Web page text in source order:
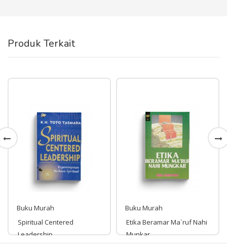
Produk Terkait
Buku Murah
Spiritual Centered
Leadership
Buku Murah
Etika Beramar Ma`ruf Nahi
Munkar